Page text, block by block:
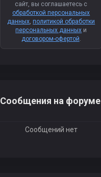
сайт, вы соглашаетесь с
обработкой персональных
данных,политикой обработки
персональных данных и
договором-офертой.
Сообщения на форуме
Сообщений нет